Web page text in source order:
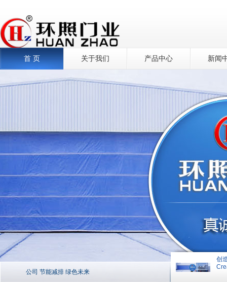
首 页 关于我们 产品中心 新闻
公司 节能减排 绿色未来 创造平台
创